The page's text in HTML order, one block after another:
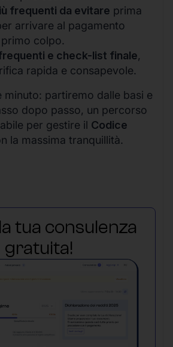
frequenti da evitare prima
arrivare al pagamento
colpo.
e check-list finale,
rapida e consapevole.
minuto: partiremo dalle basi e
dopo passo, un percorso
per gestire il Codice
la massima tranquillità.
tua consulenza
gratuita!